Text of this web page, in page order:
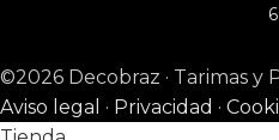
©2026 Decobraz · Tarimas y
Aviso legal · Privacidad ·